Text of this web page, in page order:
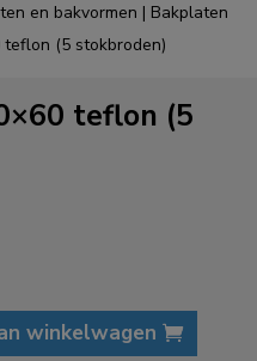
en bakvormen | Bakplaten
(5 stokbroden)
teflon (5
winkelwagen